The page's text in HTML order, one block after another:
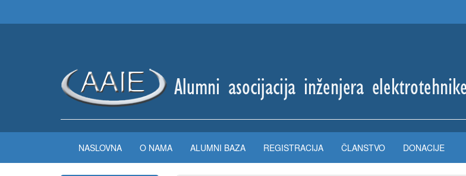
NASLOVNA O NAMA ALUMNI BAZA REGISTRACIJA ČLANSTVO DONACIJE